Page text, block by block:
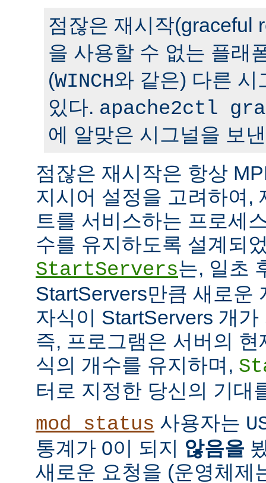
점잖은 재시작(graceful
을 사용할 수 없는 플래
(WINCH와 같은) 다른 시
있다. apache2ctl
에 알맞은 시그널을 보
점잖은 재시작은 항상
지시어 설정을 고려하여,
트를 서비스하는 프로세
수를 유지하도록 설계되
StartServers는, 일초
StartServers만큼 새로운
자식이 StartServers 개
즉, 프로그램은 서버의
식의 개수를 유지하며,
터로 지정한 당신의 기대
mod_status 사용자는
통계가 0이 되지 않음을
새로운 요청을 (운영체제